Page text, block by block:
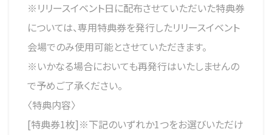
※リリースイベント日に配布させていただいた特典券
については、専用特典券を発行したリリースイベント
会場でのみ使用可能とさせていただきます。
※いかなる場合においても再発行はいたしませんの
で予めご了承ください。
〈特典内容〉
[特典券1枚]※下記のいずれか1つをお選びいただけ